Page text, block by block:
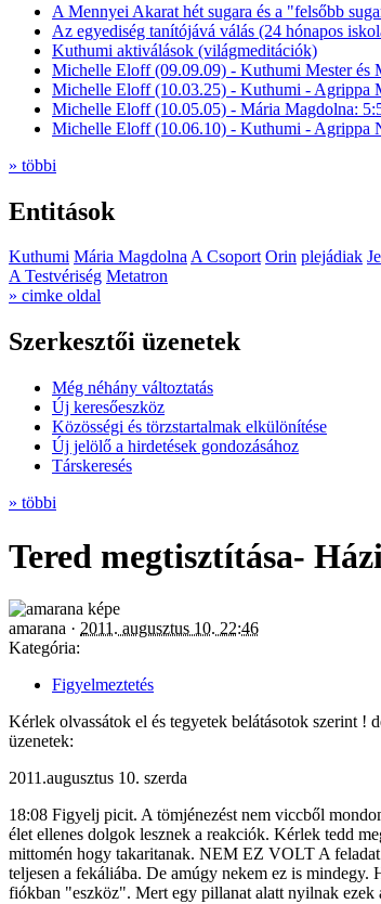
A Mennyei Akarat hét sugara és a "felsőbb
Az egyediség tanítójává válás (24 hónapos
Kuthumi aktiválások (világmeditációk)
Michelle Eloff (09.09.09) - Kuthumi Mester és
Michelle Eloff (10.03.25) - Kuthumi - Agrippa
Michelle Eloff (10.05.05) - Mária Magdolna:
Michelle Eloff (10.06.10) - Kuthumi - Agrippa
» többi
Entitások
Kuthumi Mária MagdolnaA Csoport Orin plejádiak
A Testvériség Metatron
» cimke oldal
Szerkesztői üzenetek
Még néhány változtatás
Új keresőeszköz
Közösségi és törzstartalmak elkülönítése
Új jelölő a hirdetések gondozásához
Társkeresés
» többi
Tered megtisztítása-
amarana · 2011. augusztus 10. 22:46
Kategória:
Figyelmeztetés
Kérlek olvassátok el és tegyetek belátásotok szerint
üzenetek:
2011.augusztus 10. szerda
18:08 Figyelj picit. A tömjénezést nem viccből
élet ellenes dolgok lesznek a reakciók. Kérlek tedd
mittomén hogy takaritanak. NEM EZ VOLT A
teljesen a fekáliába. De amúgy nekem ez is
fiókban "eszköz". Mert egy pillanat alatt nyilnak ezek